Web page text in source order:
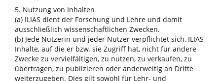
5. Nutzung von Inhalten
(a) ILIAS dient der Forschung und Lehre und damit
ausschließlich wissenschaftlichen Zwecken.
(b) Jede Nutzerin und jeder Nutzer verpflichtet sich, ILIAS-
Inhalte, auf die er bzw. sie Zugriff hat, nicht für andere
Zwecke zu vervielfältigen, zu nutzen, zu verkaufen, zu
übertragen, zu publizieren oder anderweitig an Dritte
weiterzugeben. Dies gilt sowohl für Lehr- und